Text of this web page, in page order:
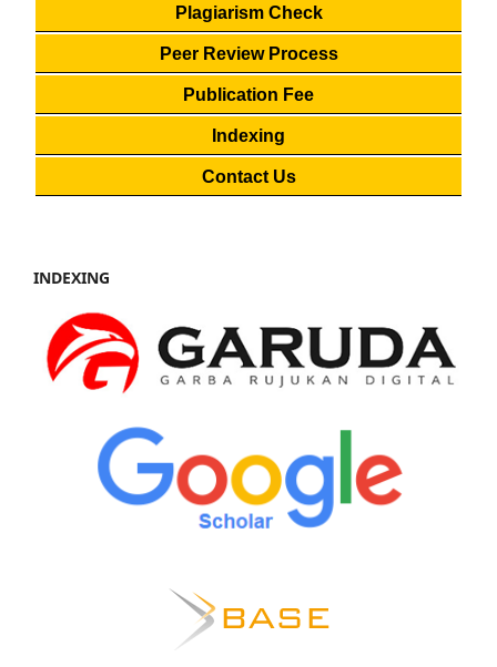
Plagiarism Check
Peer Review Process
Publication Fee
Indexing
Contact Us
INDEXING